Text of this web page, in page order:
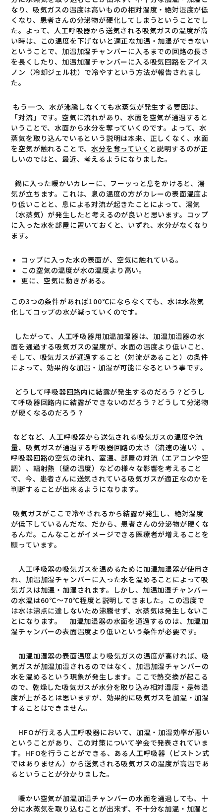
なり、吸気ガスの温度は高いものの相対湿度・絶対湿度が低
くなり、患者さんの分泌物が硬化してしまうということでし
た。よって、人工呼吸器から送気される吸気ガスの温度が高
い時は、この温度を下げないと適正な加温・加湿ができない
ということで、加温加湿チャンバーに入るまでの回路の長さ
を長くしたり、加温加湿チャンバーに入る吸気回路をアイス
ノン（冷却ジェル枕）で冷やすという方法が報告されまし
た。
もう一つ、水が沸騰しなくても水蒸気が発生する要因は、
「対流」です。空気に流れがあり、水面を空気が通過すると
いうことで、水面から水分を奪っていくのです。よって、水
蒸気を取り込んでいるという説明は本来、正しくなく、水面
を空気が触れることで、水分を奪っていく と説明するのが正
しいのではと、最近、考えるようになりました。
鍋に入った暖かいカレーに、フーッっと息をかけると、湯
気が立ちます。これは、息の温度の方がカレーの表面温度よ
り低いことと、息による対流が起きたことによって、湯気
（水蒸気）が発生したと考えるのが良いと思います。コップ
に入った水を部屋に置いておくと、いずれ、水分がなくなり
ます。
コップに入った水の表面が、空気に触れている。
この空気の温度が水の温度より高い。
更に、空気に動きがある。
この3つの条件があれば100℃にならなくても、水は水蒸気
化してコップの水が減っていくのです。
したがって、人工呼吸器用加温加湿器は、加温加湿器の水
面を通過する吸気ガスの温度が、水面の温度より低いこと、
そして、吸気ガスが通過すること（対流があること）の条件
によって、効果的な加温・加湿が可能になるという事です。
どうして呼吸器回路内に結露が発生するのだろう？どうし
て呼吸器回路内に結露ができないのだろう？どうして分泌物
が硬くなるのだろう？
などなど、人工呼吸器から送気される吸気ガスの温度や流
量、吸気ガスが通過する呼吸器回路の太さ（流速の違い）、
呼吸器回路の空気の流れ、室温、部屋の対流（エアコンや空
調）、輻射熱（壁の温度）などの様々な影響を考えること
で、今、患者さんに送気されている吸気ガスが適正なのかを
判断することが出来るようになります。
吸気ガスがここで冷やされるから結露が発生し、絶対湿度
が低下しているんだな、だから、患者さんの分泌物が硬くな
るんだ。こんなことがイメージできる医療者が増えることを
願っています。
人工呼吸器の吸気ガスを温めるために加温加湿器が使用さ
れ、加温加湿チャンバーに入った水を温めることによって吸
気ガスは加温・加湿されます。しかし、加温加湿チャンバー
の水温は60℃～70℃程度と説明してきました。この温度で
は水は沸点に達しないため沸騰せず、水蒸気は発生しないこ
とになります。 加温加湿器の水面を通過するのは、加温加
湿チャンバーの表面温度より低いという条件が必要です。
加温加湿器の表面温度より吸気ガスの温度が高ければ、吸
気ガスが加温加湿されるのではなく、加温加湿チャンバーの
水を温めるという現象が発生します。ここで熱交換が起こる
ので、乾燥した吸気ガスが水分を取り込み相対湿度・是帯湿
度が上がるとは思いますが、効果的に吸気ガスを加温・加湿
することはできません。
HFOが行える人工呼吸器において、加温・加湿効率が悪い
ということがあり、この対策について学会で発表されていま
す。HFOを行うことができる、ある人工呼吸器（ピストン式
ではありません）から送気される吸気ガスの温度が高温であ
るということが分かりました。
暖かい空気が加温加湿チャンバーの水面を通過しても、十
分に水蒸気を取り込むことが出来ず、不十分な加温・加湿と